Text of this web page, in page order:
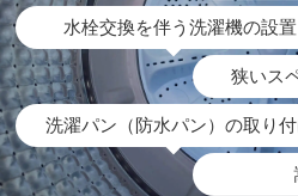
水栓交換を伴う洗濯機の設置
狭いス
洗濯パン（防水パン）の取り